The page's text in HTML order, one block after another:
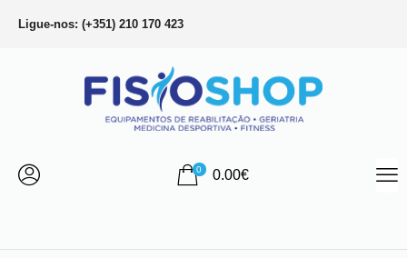
Ligue-nos: (+351) 210 170 423
0 0.00€